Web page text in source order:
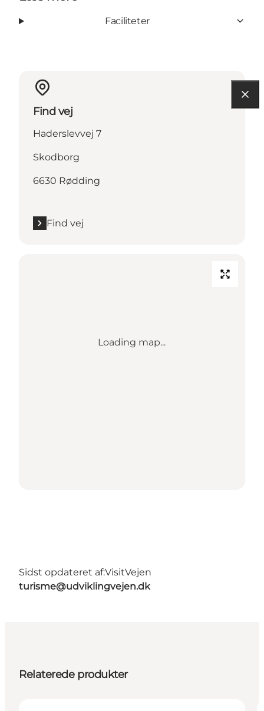
Faciliteter
Find vej
Haderslevvej 7
Skodborg
6630 Rødding
Find vej
Loading map...
Sidst opdateret af:VisitVejen
turisme@udviklingvejen.dk
Relaterede produkter